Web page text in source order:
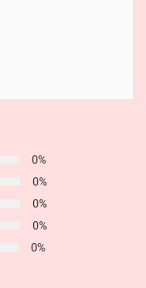
0%
0%
0%
0%
0%